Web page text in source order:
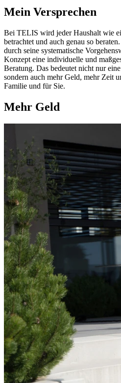
Mein Versprechen
Bei TELIS wird jeder Haushalt wie
betrachtet und auch genau so
durch seine systematische
Konzept eine individuelle und
Beratung. Das bedeutet nicht nur
sondern auch mehr Geld, mehr Zeit
Familie und für Sie.
Mehr Geld